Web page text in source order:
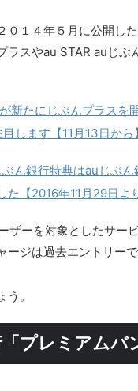
０１４年５月に公開し
ラスやau STAR auじ
新たにじぶんプラスを
します【11月13日から】
ん銀行特典はauじぶ
た【2016年11月29日よ
ザーを対象としたサー
ージは過去エントリー
。
プレミアム